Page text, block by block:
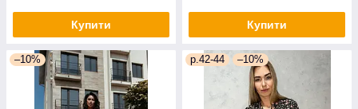
Купити Купити
–10% р.42-44 –10%